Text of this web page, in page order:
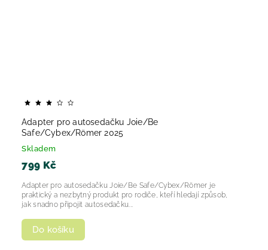
Adapter pro autosedačku Joie/Be
Safe/Cybex/Römer 2025
Skladem
799 Kč
Do košíku
Adapter pro autosedačku Joie/Be Safe/Cybex/Römer je
praktický a nezbytný produkt pro rodiče, kteří hledají způsob,
jak snadno připojit autosedačku...